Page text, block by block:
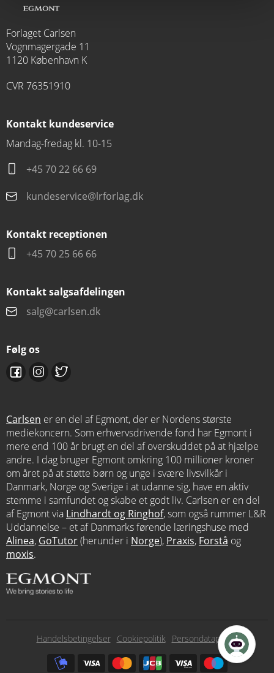
Forlaget Carlsen
Vognmagergade 11
1120 København K
CVR 76351910
Kontakt kundeservice
Mandag-fredag kl. 10-15
+45 70 22 66 69
kundeservice@lrforlag.dk
Kontakt receptionen
+45 70 25 66 66
Kontakt salgsafdelingen
salg@carlsen.dk
Følg os
Carlsen er en del af Egmont, der er Nordens største
mediekoncern. Som erhvervsdrivende fond har Egmont i
mere end 100 år brugt en del af overskuddet på at hjælpe
andre. I dag bruger Egmont omkring 100 millioner kroner
om året på at støtte børn og unge i svære livsvilkår i
Danmark, Norge og Sverige i at udanne sig, have en aktiv
stemme i samfundet og skabe et godt liv. Carlsen er en del
af Egmont via Lindhardt og Ringhof, som også rummer L&R
Uddannelse – et af Danmarks førende læringshuse med
Alinea, GoTutor(herunder i Norge), Praxis, Forstå og
moxis.
Subfooter
Handelsbetingelser Cookiepolitik
Persondatapolitik
Subfooter